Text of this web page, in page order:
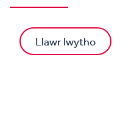
Llawr lwytho